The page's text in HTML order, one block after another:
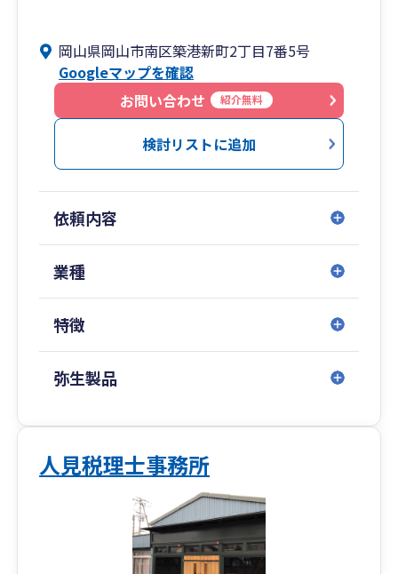
岡山県岡山市南区築港新町2丁目7番5号
Googleマップを確認
お問い合わせ
紹介無料
検討リストに追加
依頼内容
業種
特徴
弥生製品
人見税理士事務所